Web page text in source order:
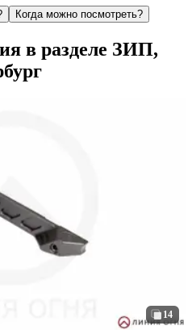
Когда можно посмотреть?
в разделе ЗИП,
14